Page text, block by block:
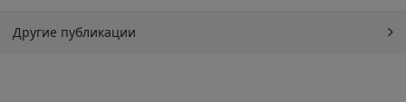
Другие публикации